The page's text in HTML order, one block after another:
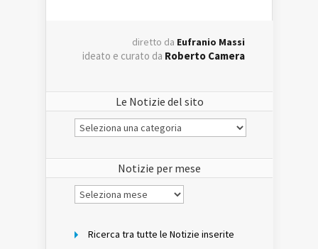
diretto da Eufranio Massi
ideato e curato da Roberto Camera
Le Notizie del sito
Le
Notizie
Notizie per mese
Notizie
per
Ricerca tra tutte le Notizie inserite